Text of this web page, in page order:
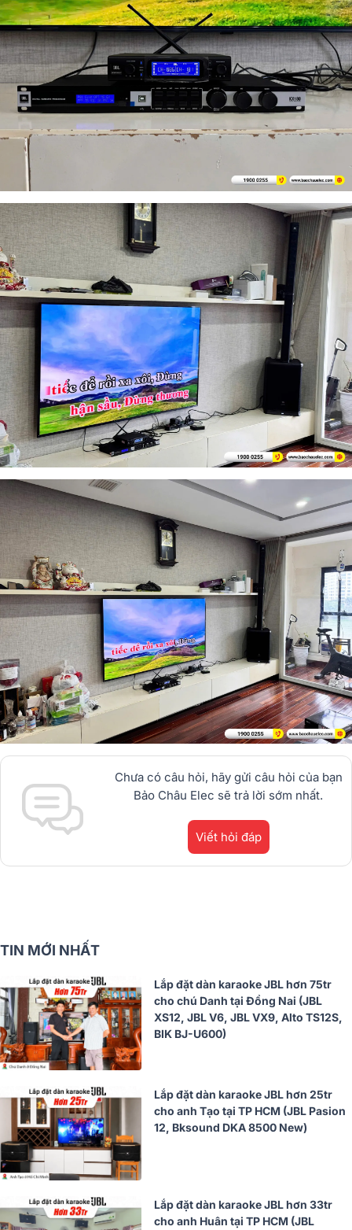
Chưa có câu hỏi, hãy gửi câu hỏi của bạn
Bảo Châu Elec sẽ trả lời sớm nhất.
Viết hỏi đáp
TIN MỚI NHẤT
Lắp đặt dàn karaoke JBL hơn 75tr
cho chú Danh tại Đồng Nai (JBL
XS12, JBL V6, JBL VX9, Alto TS12S,
BIK BJ-U600)
Lắp đặt dàn karaoke JBL hơn 25tr
cho anh Tạo tại TP HCM (JBL Pasion
12, Bksound DKA 8500 New)
Lắp đặt dàn karaoke JBL hơn 33tr
cho anh Huân tại TP HCM (JBL